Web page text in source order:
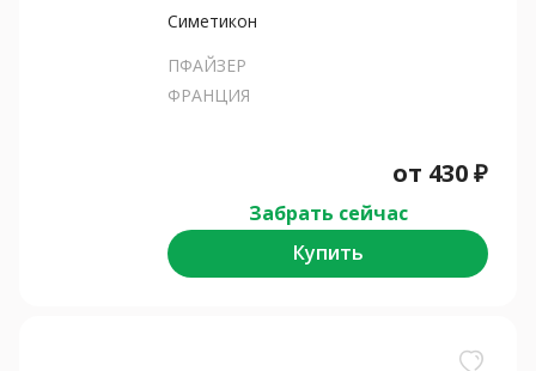
Симетикон
ПФАЙЗЕР
ФРАНЦИЯ
от 430₽
Забрать сейчас
Купить